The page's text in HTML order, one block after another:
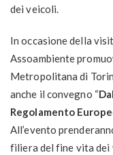
dei veicoli.
In occasione della
Assoambiente
Metropolitana di
anche il convegno “
Regolamento
All’evento
filiera del fine vita dei